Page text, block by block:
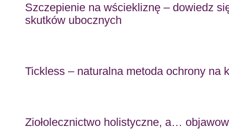
Szczepienie na wściekliznę – dowiedz
skutków ubocznych
Tickless – naturalna metoda ochrony na
Ziołolecznictwo holistyczne, a…